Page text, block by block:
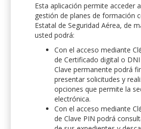
Esta aplicación permite acceder
gestión de planes de formación
Estatal de Seguridad Aérea, de
usted podrá:
Con el acceso mediante
de Certificado digital o
Clave permanente podrá
presentar solicitudes y
opciones que permite la
electrónica.
Con el acceso mediante
de Clave PIN podrá